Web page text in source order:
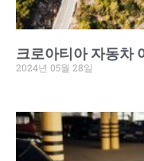
크로아티아 자동차
2024년 05월 28일